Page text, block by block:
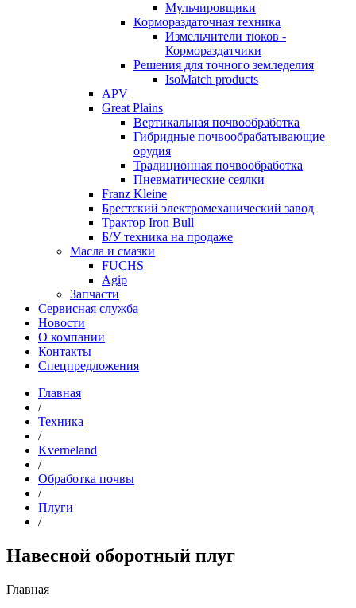
Мульчировщики
Кормораздаточная техника
Измельчители тюков -
Кормораздатчики
Решения для точного земледелия
IsoMatch products
APV
Great Plains
Вертикальная почвообработка
Гибридные почвообрабатывающие
орудия
Традиционная почвообработка
Пневматические сеялки
Franz Kleine
Брестский электромеханический завод
Трактор Iron Bull
Б/У техника на продаже
Масла и смазки
FUCHS
Agip
Запчасти
Сервисная служба
Новости
О компании
Контакты
Спецпредложения
Главная
/
Техника
/
Kverneland
/
Обработка почвы
/
Плуги
/
Навесной оборотный плуг
Главная